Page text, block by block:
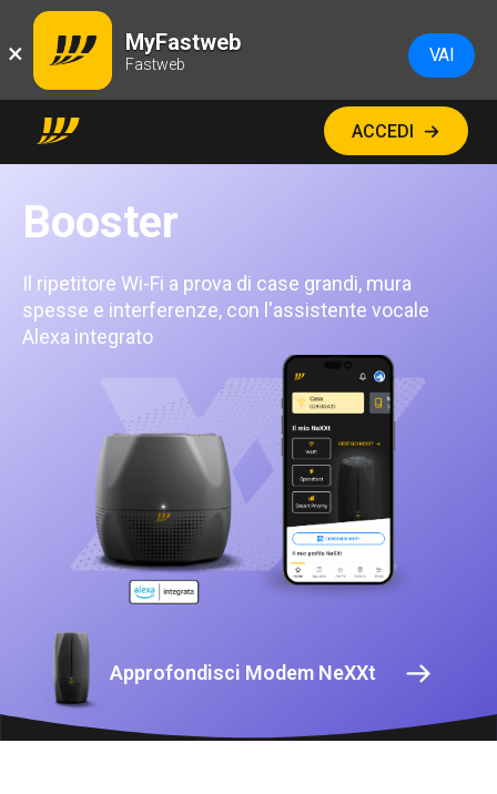
× MyFastweb
Fastweb VAI
ACCEDI
Booster
Il ripetitore Wi-Fi a prova di case grandi, mura
spesse e interferenze, con l'assistente vocale
Alexa integrato
Approfondisci Modem NeXXt